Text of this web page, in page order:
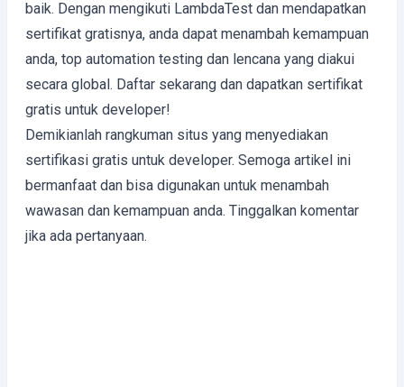
baik. Dengan mengikuti LambdaTest dan mendapatkan
sertifikat gratisnya, anda dapat menambah kemampuan
anda, top automation testing dan lencana yang diakui
secara global. Daftar sekarang dan dapatkan sertifikat
gratis untuk developer!
Demikianlah rangkuman situs yang menyediakan
sertifikasi gratis untuk developer. Semoga artikel ini
bermanfaat dan bisa digunakan untuk menambah
wawasan dan kemampuan anda. Tinggalkan komentar
jika ada pertanyaan.